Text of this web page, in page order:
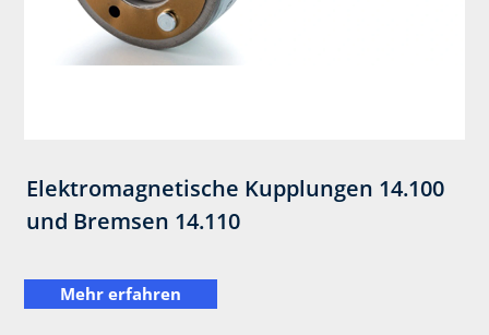
Elektromagnetische Kupplungen 14.100
und Bremsen 14.110
Mehr erfahren